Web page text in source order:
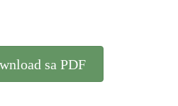
sa PDF